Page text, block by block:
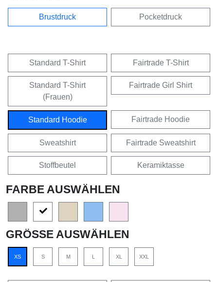
Brustdruck Pocketdruck
Standard T-Shirt Fairtrade T-Shirt
Standard T-Shirt
(Frauen)
Fairtrade Girl Shirt
Standard Hoodie Fairtrade Hoodie
Sweatshirt Fairtrade Sweatshirt
Stoffbeutel Keramiktasse
FARBE AUSWÄHLEN
GRÖSSE AUSWÄHLEN
XS S M L XL XXL